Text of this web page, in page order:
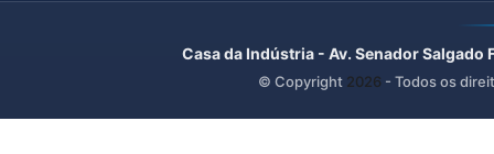
Casa da Indústria - Av. Senador
© Copyright 2026 - Todos os